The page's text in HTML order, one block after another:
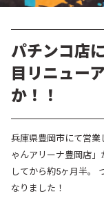
パチンコ店
目リニュー
か！！
兵庫県豊岡市にて営業
ゃんアリーナ豊岡店
してから約5ヶ月半。
なりました！